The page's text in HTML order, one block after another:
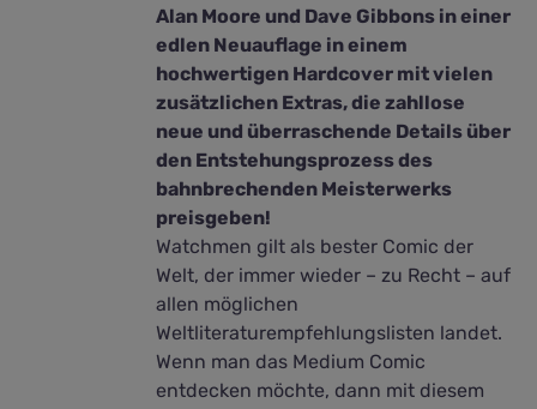
Alan Moore und Dave Gibbons in einer
edlen Neuauflage in einem
hochwertigen Hardcover mit vielen
zusätzlichen Extras, die zahllose
neue und überraschende Details über
den Entstehungsprozess des
bahnbrechenden Meisterwerks
preisgeben!
Watchmen gilt als bester Comic der
Welt, der immer wieder – zu Recht – auf
allen möglichen
Weltliteraturempfehlungslisten landet.
Wenn man das Medium Comic
entdecken möchte, dann mit diesem